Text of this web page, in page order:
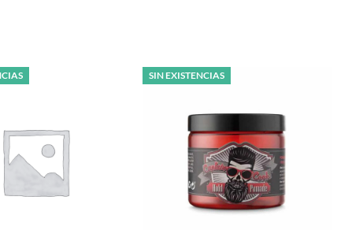
SIN EXISTENCIAS